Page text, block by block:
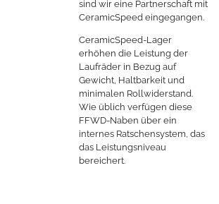
sind wir eine Partnerschaft mit
CeramicSpeed eingegangen.
CeramicSpeed-Lager
erhöhen die Leistung der
Laufräder in Bezug auf
Gewicht, Haltbarkeit und
minimalen Rollwiderstand.
Wie üblich verfügen diese
FFWD-Naben über ein
internes Ratschensystem, das
das Leistungsniveau
bereichert.